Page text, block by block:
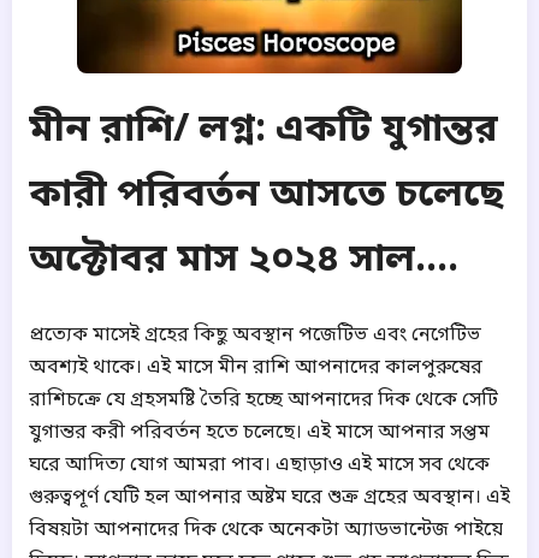
মীন রাশি/ লগ্ন: একটি যুগান্তর
কারী পরিবর্তন আসতে চলেছে
অক্টোবর মাস ২০২৪ সাল....
প্রত্যেক মাসেই গ্রহের কিছু অবস্থান পজেটিভ এবং নেগেটিভ
অবশ্যই থাকে। এই মাসে মীন রাশি আপনাদের কালপুরুষের
রাশিচক্রে যে গ্রহসমষ্টি তৈরি হচ্ছে আপনাদের দিক থেকে সেটি
যুগান্তর করী পরিবর্তন হতে চলেছে। এই মাসে আপনার সপ্তম
ঘরে আদিত্য যোগ আমরা পাব। এছাড়াও এই মাসে সব থেকে
গুরুত্বপূর্ণ যেটি হল আপনার অষ্টম ঘরে শুক্র গ্রহের অবস্থান। এই
বিষয়টা আপনাদের দিক থেকে অনেকটা অ্যাডভান্টেজ পাইয়ে